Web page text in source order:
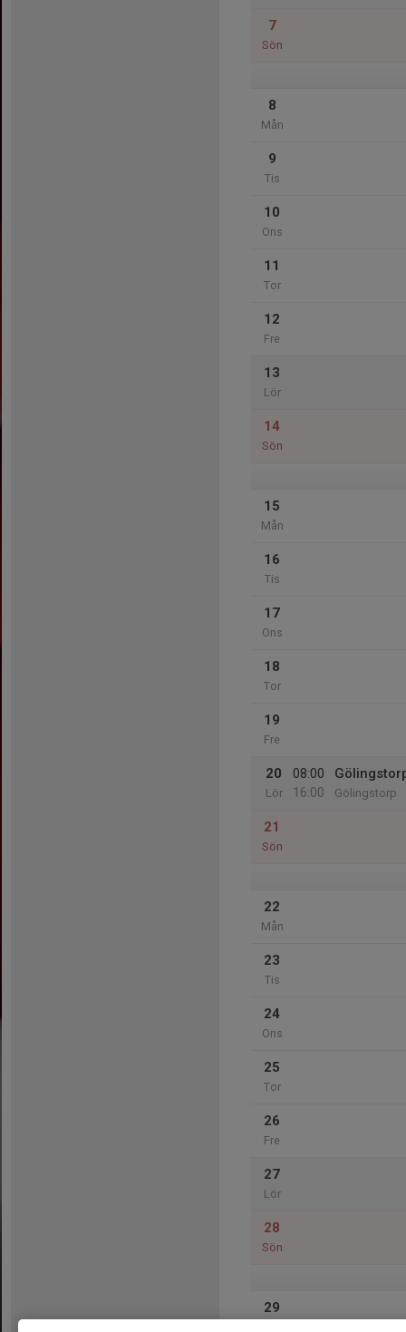
7
Sön
8
Mån
9
Tis
10
Ons
11
Tor
12
Fre
13
Lör
14
Sön
15
Mån
16
Tis
17
Ons
18
Tor
19
Fre
20
Lör
08:00
16:00
Gölingstorp
21
Sön
22
Mån
23
Tis
24
Ons
25
Tor
26
Fre
27
Lör
28
Sön
29